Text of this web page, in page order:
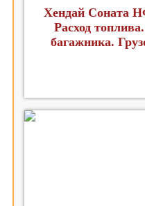
Хендай Соната
Расход
багажника.